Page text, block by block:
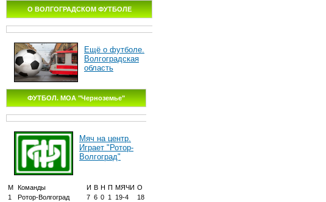
О ВОЛГОГРАДСКОМ ФУТБОЛЕ
Ещё о футболе.
Волгоградская
область
ФУТБОЛ. МОА "Черноземье"
Мяч на центр.
Играет "Ротор-
Волгоград"
М Команды И В Н П МЯЧИ О
1
Ротор-Волгоград 7 6 0 1 19-4
18